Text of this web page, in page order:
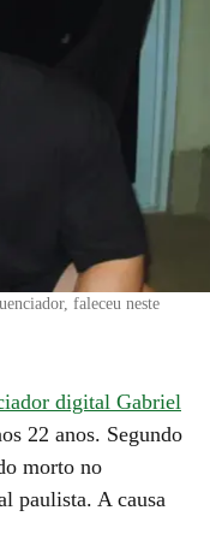
faleceu neste
digital Gabriel
22 anos. Segundo
morto no
paulista. A causa